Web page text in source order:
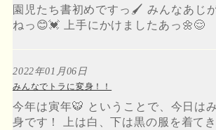
園児たち書初めですっ🖌 みんなあじ
ねっ😊💓 上手にかけましたあっ🌼😌
2022年01月06日
みんなでトラに変身！！
今年は寅年🐯 ということで、今日は
身です！ 上は白、下は黒の服を着て